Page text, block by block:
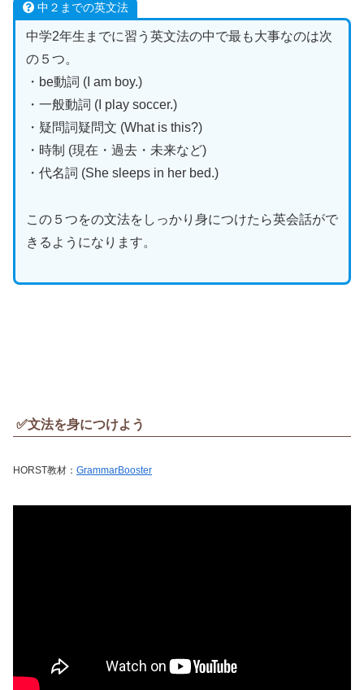
中２までの英文法
中学2年生までに習う英文法の中で最も大事なのは次
の５つ。
・be動詞 (I am boy.)
・一般動詞 (I play soccer.)
・疑問詞疑問文 (What is this?)
・時制 (現在・過去・未来など)
・代名詞 (She sleeps in her bed.)
この５つをの文法をしっかり身につけたら英会話がで
きるようになります。
✅文法を身につけよう
HORST教材： GrammarBooster